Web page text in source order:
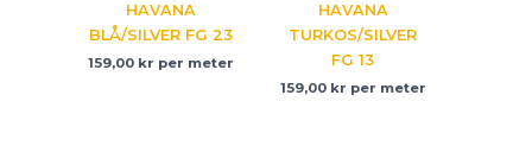
HAVANA
BLÅ/SILVER FG 23
159,00 kr per meter
HAVANA
TURKOS/SILVER
FG 13
159,00 kr per meter